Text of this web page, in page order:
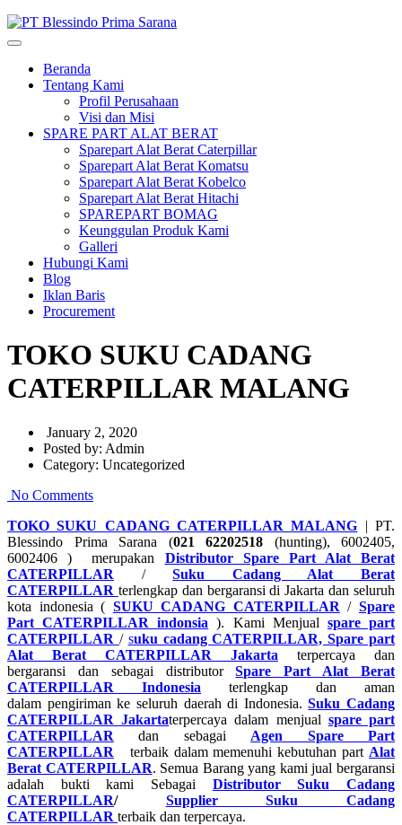
Beranda
Tentang Kami
Profil Perusahaan
Visi dan Misi
SPARE PART ALAT BERAT
Sparepart Alat Berat Caterpillar
Sparepart Alat Berat Komatsu
Sparepart Alat Berat Kobelco
Sparepart Alat Berat Hitachi
SPAREPART BOMAG
Keunggulan Produk Kami
Galleri
Hubungi Kami
Blog
Iklan Baris
Procurement
TOKO SUKU CADANG
CATERPILLAR MALANG
January 2, 2020
Posted by: Admin
Category: Uncategorized
No Comments
TOKO SUKU CADANG CATERPILLAR MALANG | PT.
Blessindo Prima Sarana (021 62202518 (hunting), 6002405,
6002406 ) merupakan Distributor Spare Part Alat Berat
CATERPILLAR /
Suku Cadang Alat Berat
CATERPILLAR terlengkap dan bergaransi di Jakarta dan seluruh
kota indonesia ( SUKU CADANG CATERPILLAR /Spare
Part CATERPILLAR indonsia ). Kami Menjual spare part
CATERPILLAR / suku cadang CATERPILLAR, Spare part
Alat Berat CATERPILLAR Jakarta terpercaya dan
bergaransi dan sebagai distributorSpare Part Alat Berat
CATERPILLAR Indonesia terlengkap dan aman
dalam pengiriman ke seluruh daerah di Indonesia.Suku Cadang
CATERPILLAR Jakartaterpercaya dalam menjual spare part
CATERPILLAR dan sebagai Agen Spare Part
CATERPILLAR terbaik dalam memenuhi kebutuhan part Alat
Berat CATERPILLAR. Semua Barang yang kami jual bergaransi
adalah bukti kami Sebagai Distributor Suku Cadang
CATERPILLAR/ Supplier Suku Cadang
CATERPILLAR terbaik dan terpercaya.